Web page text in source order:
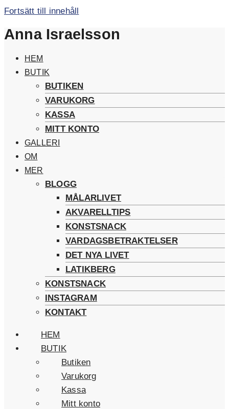
Fortsätt till innehåll
Anna Israelsson
HEM
BUTIK
BUTIKEN
VARUKORG
KASSA
MITT KONTO
GALLERI
OM
MER
BLOGG
MÅLARLIVET
AKVARELLTIPS
KONSTSNACK
VARDAGSBETRAKTELSER
DET NYA LIVET
LATIKBERG
KONSTSNACK
INSTAGRAM
KONTAKT
HEM
BUTIK
Butiken
Varukorg
Kassa
Mitt konto